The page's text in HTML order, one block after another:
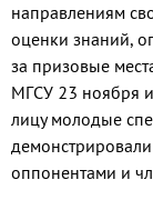
направлениям
оценки знаний,
за призовые
МГСУ 23 ноября
лицу молодые
оппонентами и